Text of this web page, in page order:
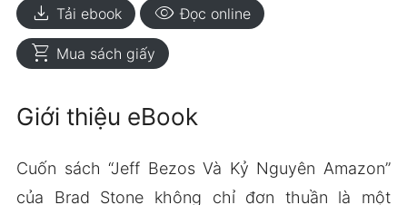
download Tải ebook visibility Đọc online
shopping_cart Mua sách giấy
Giới thiệu eBook
Cuốn sách “Jeff Bezos Và Kỷ Nguyên Amazon”
của Brad Stone không chỉ đơn thuần là một